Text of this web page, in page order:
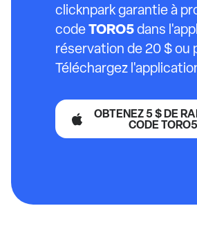
clicknpark garantie à
codeTORO5dans
réservation de 20 $ ou
Téléchargez
OBTENEZ 5 $ DE
CODE TORO5